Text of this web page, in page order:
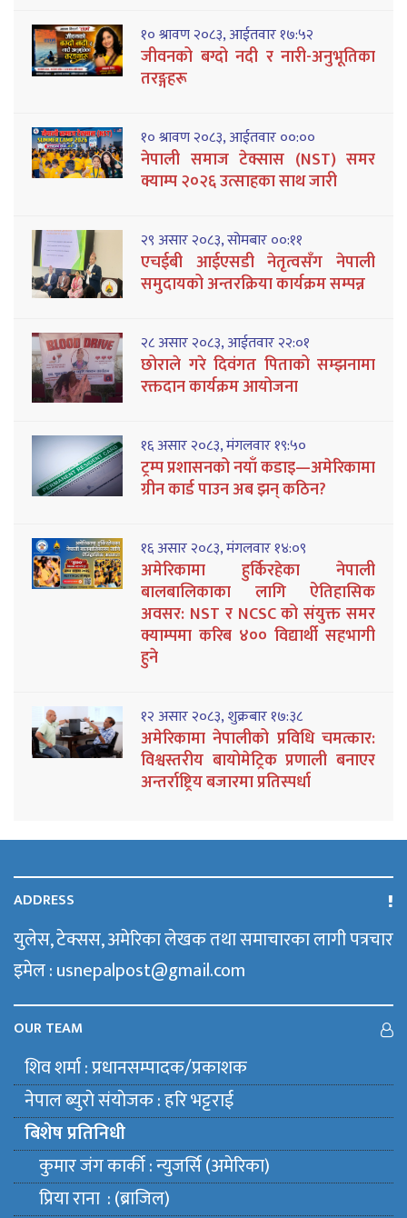
१० श्रावण २०८३, आईतवार १७:५२
जीवनको बग्दो नदी र नारी-अनुभूतिका
तरङ्गहरू
१० श्रावण २०८३, आईतवार ००:००
नेपाली समाज टेक्सास (NST) समर
क्याम्प २०२६ उत्साहका साथ जारी
२९ असार २०८३, सोमबार ००:११
एचईबी आईएसडी नेतृत्वसँग नेपाली
समुदायको अन्तरक्रिया कार्यक्रम सम्पन्न
२८ असार २०८३, आईतवार २२:०१
छोराले गरे दिवंगत पिताको सम्झनामा
रक्तदान कार्यक्रम आयोजना
१६ असार २०८३, मंगलवार १९:५०
ट्रम्प प्रशासनको नयाँ कडाइ—अमेरिकामा
ग्रीन कार्ड पाउन अब झन् कठिन?
१६ असार २०८३, मंगलवार १४:०९
अमेरिकामा हुर्किरहेका नेपाली
बालबालिकाका लागि ऐतिहासिक
अवसर: NST र NCSC को संयुक्त समर
क्याम्पमा करिब ४०० विद्यार्थी सहभागी
हुने
१२ असार २०८३, शुक्रबार १७:३८
अमेरिकामा नेपालीको प्रविधि चमत्कार:
विश्वस्तरीय बायोमेट्रिक प्रणाली बनाएर
अन्तर्राष्ट्रिय बजारमा प्रतिस्पर्धा
ADDRESS
युलेस, टेक्सस, अमेरिका लेखक तथा समाचारका लागी पत्रचार
इमेल : usnepalpost@gmail.com
OUR TEAM
शिव शर्मा : प्रधानसम्पादक/प्रकाशक
नेपाल ब्युराे संयाेजक : हरि भट्टराई
बिशेष प्रतिनिधी
कुमार जंग कार्की : न्युजर्सि (अमेरिका)
प्रिया राना : (ब्राजिल)